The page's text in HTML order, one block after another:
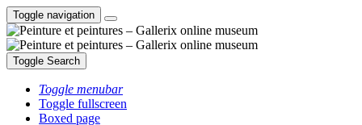
Toggle navigation
Toggle Search
Toggle menubar
Toggle fullscreen
Boxed page